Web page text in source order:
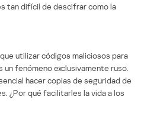
tan difícil de descifrar como la
utilizar códigos maliciosos para
fenómeno exclusivamente ruso.
hacer copias de seguridad de
¿Por qué facilitarles la vida a los